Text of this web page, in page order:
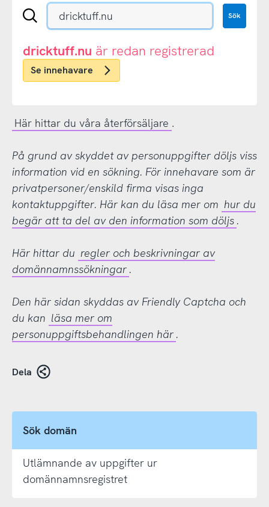
Sök
eller
.nu-
domän
Sök
dricktuff.nu är redan registrerad
Se innehavare
Här hittar du våra återförsäljare .
På grund av skyddet av personuppgifter döljs viss
information vid en sökning. För innehavare som är
privatpersoner/enskild firma visas inga
kontaktuppgifter. Här kan du läsa mer om hur du
begär att ta del av den information som döljs .
Här hittar du regler och beskrivningar av
domännamnssökningar .
Den här sidan skyddas av Friendly Captcha och
du kan läsa mer om
personuppgiftsbehandlingen här .
Dela
Sök domän
Utlämnande av uppgifter ur
domännamnsregistret